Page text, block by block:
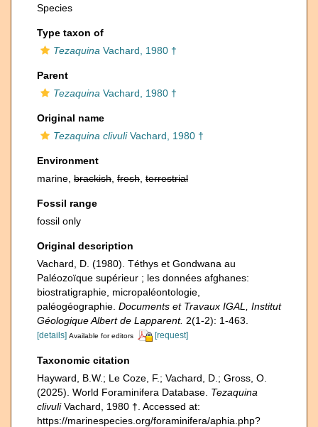
Species
Type taxon of
Tezaquina Vachard, 1980 †
Parent
Tezaquina Vachard, 1980 †
Original name
Tezaquina clivuliVachard, 1980 †
Environment
marine, brackish fresh terrestrial
Fossil range
fossil only
Original description
Vachard, D. (1980). Téthys et Gondwana au
Paléozoïque supérieur ; les données afghanes:
biostratigraphie, micropaléontologie,
paléogéographie. Documents et Travaux IGAL, Institut
Géologique Albert de Lapparent. 2(1-2): 1-463.
[details] Available for editors [request]
Taxonomic citation
Hayward, B.W.; Le Coze, F.; Vachard, D.; Gross, O.
(2025). World Foraminifera Database. Tezaquina
clivuliVachard, 1980 †. Accessed at:
https://marinespecies.org/foraminifera/aphia.php?